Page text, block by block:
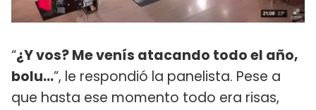
“¿Y vos? Me venís atacando todo el año,
bolu…”, le respondió la panelista. Pese a
que hasta ese momento todo era risas,